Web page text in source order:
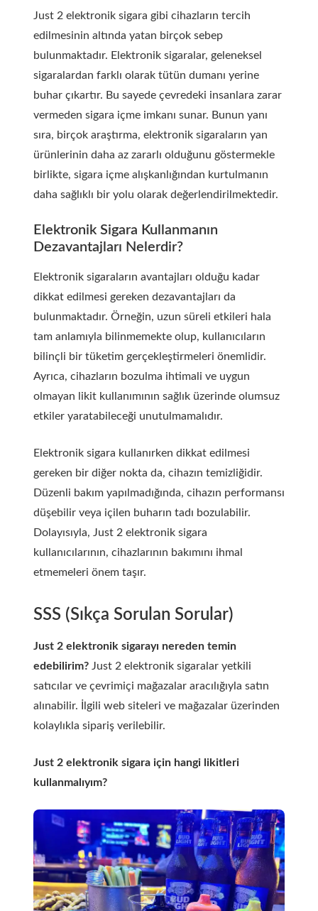
Just 2 elektronik sigara gibi cihazların tercih
edilmesinin altında yatan birçok sebep
bulunmaktadır. Elektronik sigaralar, geleneksel
sigaralardan farklı olarak tütün dumanı yerine
buhar çıkartır. Bu sayede çevredeki insanlara zarar
vermeden sigara içme imkanı sunar. Bunun yanı
sıra, birçok araştırma, elektronik sigaraların yan
ürünlerinin daha az zararlı olduğunu göstermekle
birlikte, sigara içme alışkanlığından kurtulmanın
daha sağlıklı bir yolu olarak değerlendirilmektedir.
Elektronik Sigara Kullanmanın
Dezavantajları Nelerdir?
Elektronik sigaraların avantajları olduğu kadar
dikkat edilmesi gereken dezavantajları da
bulunmaktadır. Örneğin, uzun süreli etkileri hala
tam anlamıyla bilinmemekte olup, kullanıcıların
bilinçli bir tüketim gerçekleştirmeleri önemlidir.
Ayrıca, cihazların bozulma ihtimali ve uygun
olmayan likit kullanımının sağlık üzerinde olumsuz
etkiler yaratabileceği unutulmamalıdır.
Elektronik sigara kullanırken dikkat edilmesi
gereken bir diğer nokta da, cihazın temizliğidir.
Düzenli bakım yapılmadığında, cihazın performansı
düşebilir veya içilen buharın tadı bozulabilir.
Dolayısıyla, Just 2 elektronik sigara
kullanıcılarının, cihazlarının bakımını ihmal
etmemeleri önem taşır.
SSS (Sıkça Sorulan Sorular)
Just 2 elektronik sigarayı nereden temin
edebilirim? Just 2 elektronik sigaralar yetkili
satıcılar ve çevrimiçi mağazalar aracılığıyla satın
alınabilir. İlgili web siteleri ve mağazalar üzerinden
kolaylıkla sipariş verilebilir.
Just 2 elektronik sigara için hangi likitleri
kullanmalıyım?